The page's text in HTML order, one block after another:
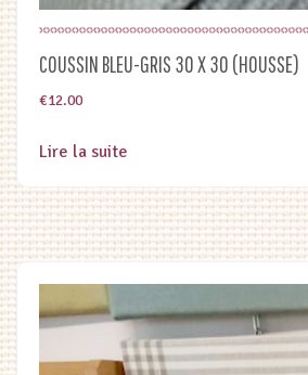
COUSSIN BLEU-GRIS 30 X 30 (HOUSSE)
€12.00
Lire la suite